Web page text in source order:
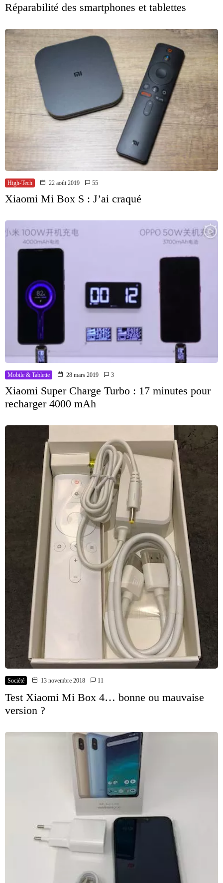
Réparabilité des smartphones et tablettes
High-Tech 22 août 2019 55
Xiaomi Mi Box S : J’ai craqué
Mobile & Tablette 28 mars 2019 3
Xiaomi Super Charge Turbo : 17 minutes pour
recharger 4000 mAh
Société 13 novembre 2018 11
Test Xiaomi Mi Box 4… bonne ou mauvaise
version ?